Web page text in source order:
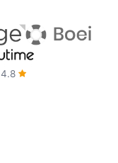
4.8